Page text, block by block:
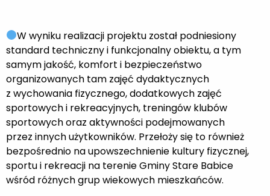
W wyniku realizacji projektu został podniesiony
standard techniczny i funkcjonalny obiektu, a tym
samym jakość, komfort i bezpieczeństwo
organizowanych tam zajęć dydaktycznych
z wychowania fizycznego, dodatkowych zajęć
sportowych i rekreacyjnych, treningów klubów
sportowych oraz aktywności podejmowanych
przez innych użytkowników. Przełoży się to również
bezpośrednio na upowszechnienie kultury fizycznej,
sportu i rekreacji na terenie Gminy Stare Babice
wśród różnych grup wiekowych mieszkańców.